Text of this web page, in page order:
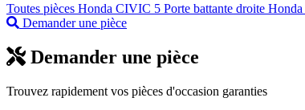
Toutes pièces Honda CIVIC 5 Porte battante droite Honda
Demander une pièce
Demander une pièce
Trouvez rapidement vos pièces d'occasion garanties